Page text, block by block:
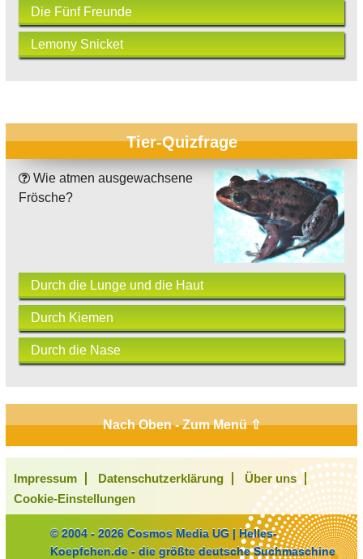
Die Fünf Freunde
Lemony Snicket
Tier-Quizfrage
Wie atmen ausgewachsene
Frösche?
Durch die Lunge und die Haut
Durch Kiemen
Durch die Nase
Nach Oben - Zum Menü ⇧
Impressum Datenschutzerklärung
Über uns
Cookie-Einstellungen
© 2004 - 2026 Cosmos Media UG | Helles-
Koepfchen.de - die größte deutsche Suchmaschine